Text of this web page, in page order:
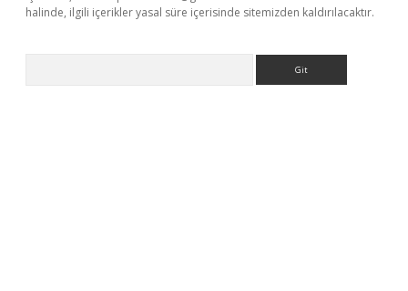
halinde, ilgili içerikler yasal süre içerisinde sitemizden kaldırılacaktır.